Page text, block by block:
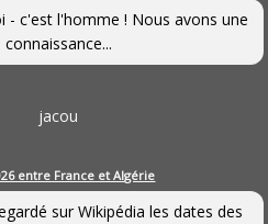
- c'est l'homme ! Nous avons une
connaissance...
jacou
entre France et Algérie
sur Wikipédia les dates des